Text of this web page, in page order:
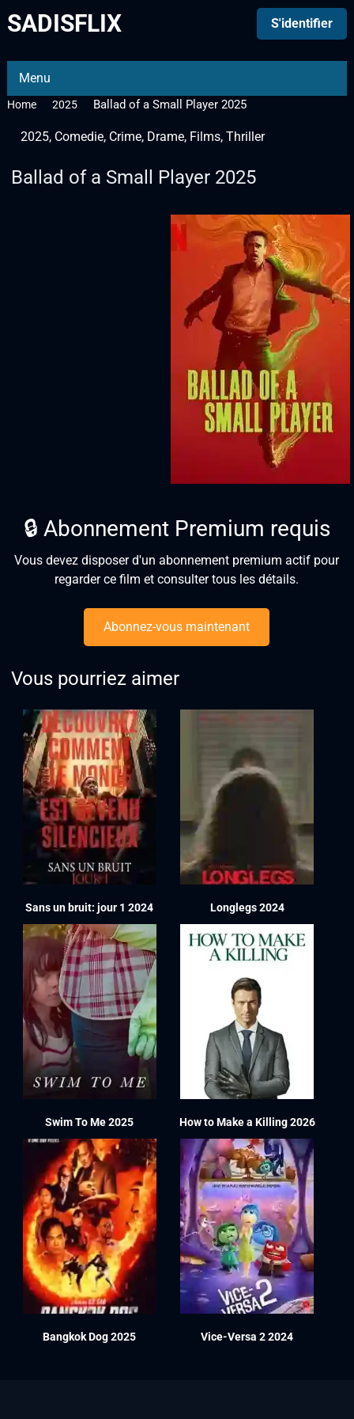
SADISFLIX S'identifier
Menu
Home 2025 Ballad of a Small Player 2025
2025, Comedie, Crime, Drame, Films, Thriller
Ballad of a Small Player 2025
🔒 Abonnement Premium requis
Vous devez disposer d'un abonnement premium actif pour
regarder ce film et consulter tous les détails.
Abonnez-vous maintenant
Vous pourriez aimer
Sans un bruit: jour 1 2024 Longlegs 2024
Swim To Me 2025 How to Make a Killing 2026
Bangkok Dog 2025 Vice-Versa 2 2024